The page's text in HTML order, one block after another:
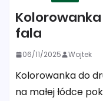
fala
06/11/2025 Wojtek
Kolorowanka do
na małej łódce